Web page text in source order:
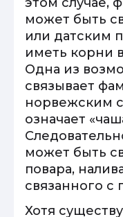
может быть
или датским
иметь корни
Одна из
связывает
норвежским
означает
может быть
повара,
связанного с
Хотя